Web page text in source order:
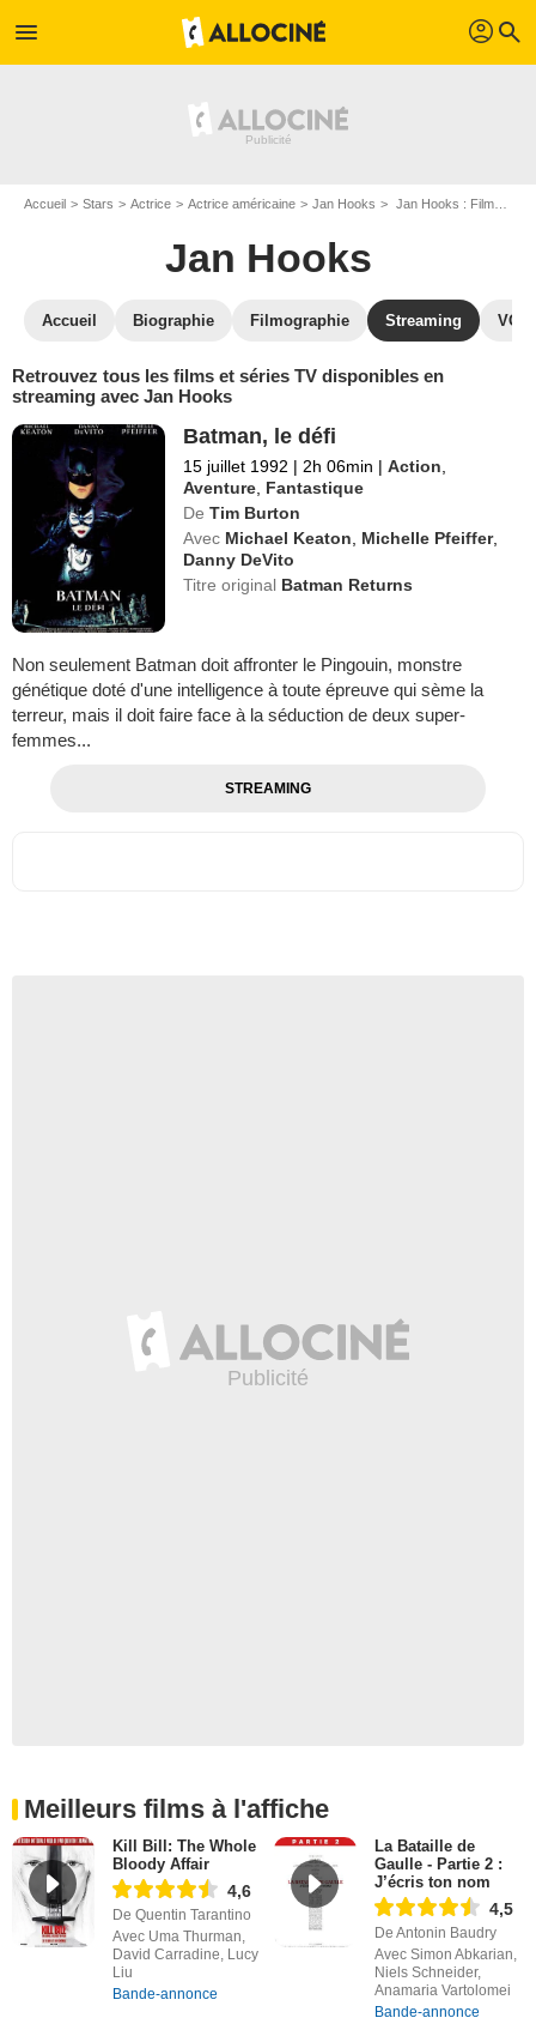
menu profil search
Accueil Stars Actrice Actrice américaine Jan Hooks Jan Hooks : Films et séries online
Jan Hooks
Accueil Biographie Filmographie Streaming
Retrouvez tous les films et séries TV disponibles en
streaming avec Jan Hooks
Batman, le défi
15 juillet 1992 | 2h 06min | Action
Aventure Fantastique
De Tim Burton
Avec Michael Keaton Michelle Pfeiffer,
Danny DeVito
Titre original Batman Returns
Non seulement Batman doit affronter le Pingouin, monstre
génétique doté d'une intelligence à toute épreuve qui sème la
terreur, mais il doit faire face à la séduction de deux super-
femmes...
STREAMING
Meilleurs films à l'affiche
Kill Bill: The Whole
Bloody Affair
4,6
De Quentin Tarantino
Avec Uma Thurman,
David Carradine, Lucy
Liu
Bande-annonce
La Bataille de
Gaulle - Partie 2 :
J’écris ton nom
4,5
De Antonin Baudry
Avec Simon Abkarian,
Niels Schneider,
Anamaria Vartolomei
Bande-annonce